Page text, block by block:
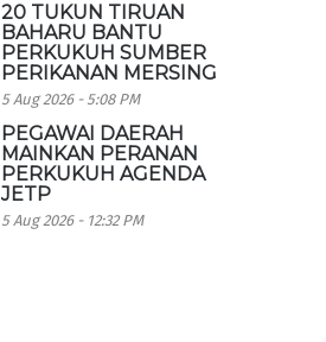
20 TUKUN TIRUAN
BAHARU BANTU
PERKUKUH SUMBER
PERIKANAN MERSING
5 Aug 2026 - 5:08 PM
PEGAWAI DAERAH
MAINKAN PERANAN
PERKUKUH AGENDA
JETP
5 Aug 2026 - 12:32 PM